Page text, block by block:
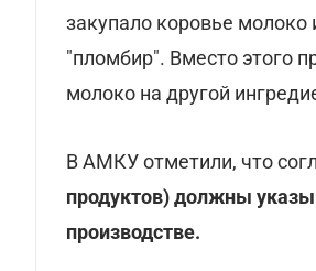
закупало коровье молоко
"пломбир". Вместо этого
молоко на другой
В АМКУ отметили, что
продуктов) должны
производстве.